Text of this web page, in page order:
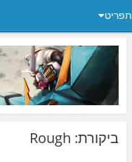
תפריט
ביקורת: Rough